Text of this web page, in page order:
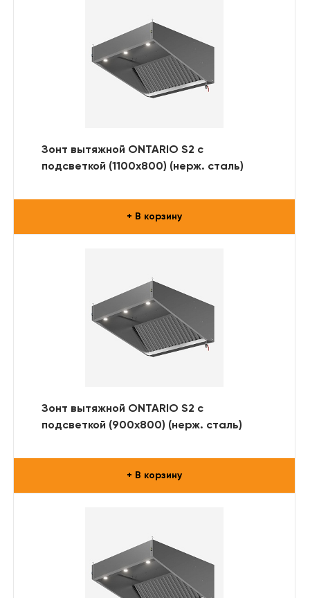
Зонт вытяжной ONTARIO S2 с
подсветкой (1100x800) (нерж. сталь)
+ В корзину
Зонт вытяжной ONTARIO S2 с
подсветкой (900x800) (нерж. сталь)
+ В корзину